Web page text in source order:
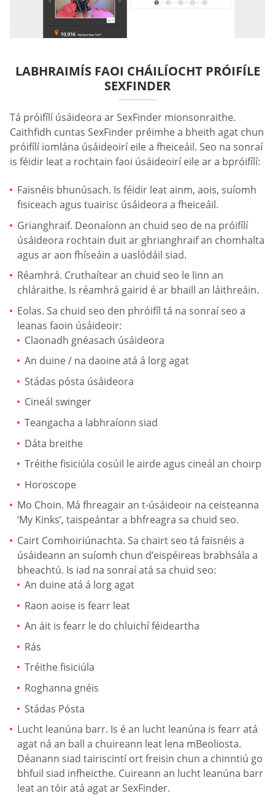
LABHRAIMÍS FAOI CHÁILÍOCHT PRÓIFÍLE
SEXFINDER
Tá próifílí úsáideora ar SexFinder mionsonraithe.
Caithfidh cuntas SexFinder préimhe a bheith agat chun
próifílí iomlána úsáideoirí eile a fheiceáil. Seo na sonraí
is féidir leat a rochtain faoi úsáideoirí eile ar a bpróifílí:
Faisnéis bhunúsach. Is féidir leat ainm, aois, suíomh
fisiceach agus tuairisc úsáideora a fheiceáil.
Grianghraif. Deonaíonn an chuid seo de na próifílí
úsáideora rochtain duit ar ghrianghraif an chomhalta
agus ar aon fhíseáin a uaslódáil siad.
Réamhrá. Cruthaítear an chuid seo le linn an
chláraithe. Is réamhrá gairid é ar bhaill an láithreáin.
Eolas. Sa chuid seo den phróifíl tá na sonraí seo a
leanas faoin úsáideoir:
Claonadh gnéasach úsáideora
An duine / na daoine atá á lorg agat
Stádas pósta úsáideora
Cineál swinger
Teangacha a labhraíonn siad
Dáta breithe
Tréithe fisiciúla cosúil le airde agus cineál an choirp
Horoscope
Mo Choin. Má fhreagair an t-úsáideoir na ceisteanna
‘My Kinks’, taispeántar a bhfreagra sa chuid seo.
Cairt Comhoiriúnachta. Sa chairt seo tá faisnéis a
úsáideann an suíomh chun d’eispéireas brabhsála a
bheachtú. Is iad na sonraí atá sa chuid seo:
An duine atá á lorg agat
Raon aoise is fearr leat
An áit is fearr le do chluichí féideartha
Rás
Tréithe fisiciúla
Roghanna gnéis
Stádas Pósta
Lucht leanúna barr. Is é an lucht leanúna is fearr atá
agat ná an ball a chuireann leat lena mBeoliosta.
Déanann siad tairiscintí ort freisin chun a chinntiú go
bhfuil siad infheicthe. Cuireann an lucht leanúna barr
leat an tóir atá agat ar SexFinder.